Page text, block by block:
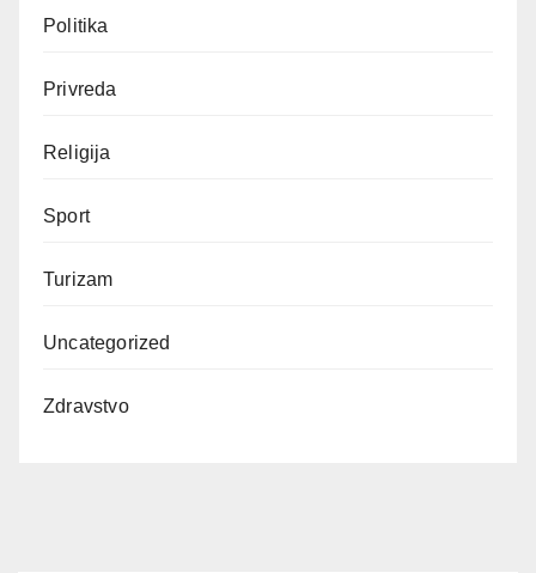
Politika
Privreda
Religija
Sport
Turizam
Uncategorized
Zdravstvo